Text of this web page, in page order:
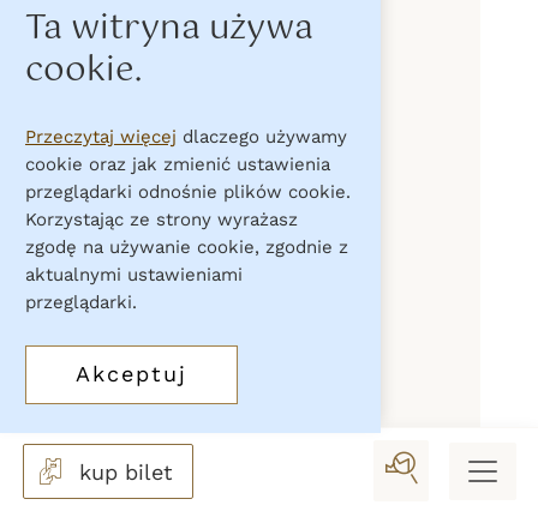
Ta witryna używa
cookie.
Przeczytaj więcej dlaczego używamy
cookie oraz jak zmienić ustawienia
przeglądarki odnośnie plików cookie.
Korzystając ze strony wyrażasz
zgodę na używanie cookie, zgodnie z
aktualnymi ustawieniami
przeglądarki.
Akceptuj
kup bilet